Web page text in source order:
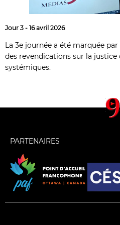
Jour 3 - 16 avril 2026
La 3e journée a été marquée
des revendications sur la
systémiques.
PARTENAIRES